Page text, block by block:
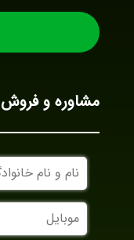
مشاوره و فروش
نام
و
نام
خانوادگی
موبایل